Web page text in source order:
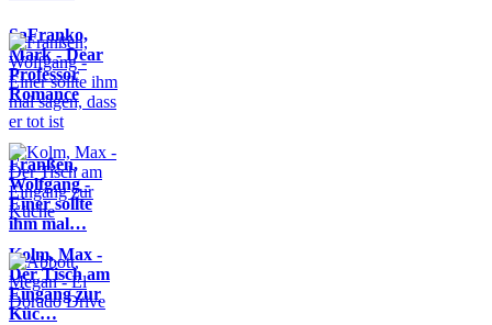
SaFranko,
Mark - Dear
Professor
Romance
Franßen,
Wolfgang -
Einer sollte
ihm mal…
Kolm, Max -
Der Tisch am
Eingang zur
Küc…